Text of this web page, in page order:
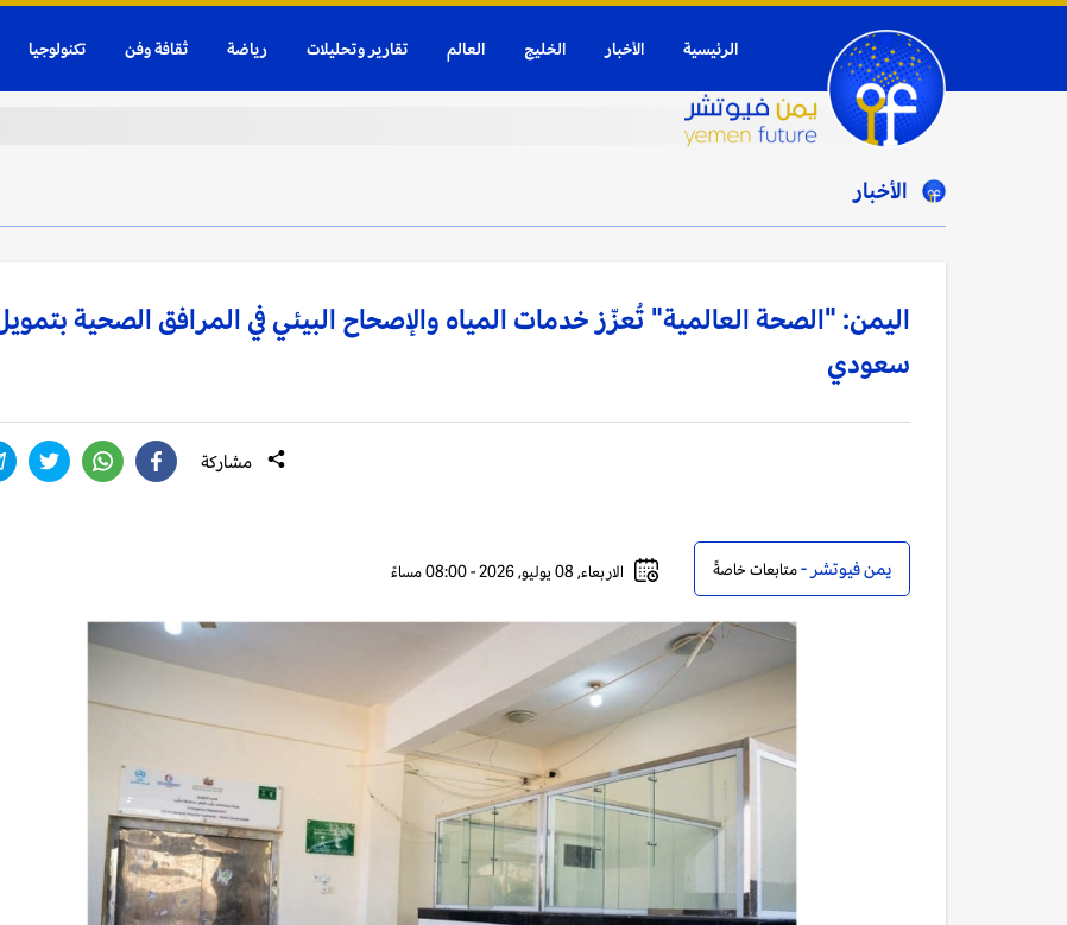
الرئيسية الأخبار الخليج العالم تقارير وتحليلات رياضة ثقافة وفن تكنولوجيا
الأخبار
اليمن: "الصحة العالمية" تُعزّز خدمات المياه والإصحاح البيئي في المرافق الصحية
سعودي
مشاركة
يمن فيوتشر -متابعات خاصةً الاربعاء, 08 يوليو, 2026 - 08:00 مساءً